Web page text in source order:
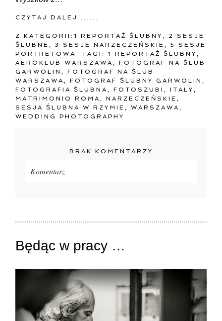
CZYTAJ DALEJ ......
Z KATEGORII:1 REPORTAŻ ŚLUBNY
2 SESJE
ŚLUBNE
,3 SESJE NARZECZEŃSKIE ,5 SESJE
PORTRETOWA
TAGI:1 REPORTAŻ ŚLUBNY
AEROKLUB WARSZAWA
,FOTOGRAF NA ŚLUB
GARWOLIN
,FOTOGRAF NA ŚLUB
WARSZAWA
,FOTOGRAF ŚLUBNY GARWOLIN
FOTOGRAFIA ŚLUBNA
,FOTOSZUBI ,ITALY
MATRIMONIO ROMA
,NARZECZEŃSKIE
SESJA ŚLUBNA W RZYMIE
,WARSZAWA
WEDDING PHOTOGRAPHY
BRAK KOMENTARZY
Komentarz
ZAMIEŚĆ KOMENTARZ
Będąc w pracy …